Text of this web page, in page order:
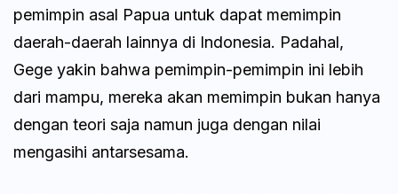
pemimpin asal Papua untuk dapat memimpin
daerah-daerah lainnya di Indonesia. Padahal,
Gege yakin bahwa pemimpin-pemimpin ini lebih
dari mampu, mereka akan memimpin bukan hanya
dengan teori saja namun juga dengan nilai
mengasihi antarsesama.